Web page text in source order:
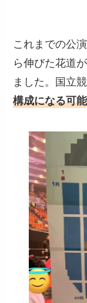
これまでの公
ら伸びた花道
ました。国立
構成になる可